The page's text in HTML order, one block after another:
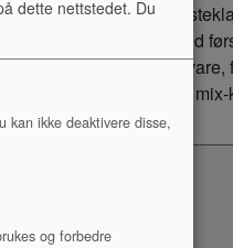
I tillegg til en
en full pakke med
musikkprogramvare,
til godt over 500
presetter.
NOK
dette nettstedet. Du
kan ikke deaktivere disse,
og forbedre